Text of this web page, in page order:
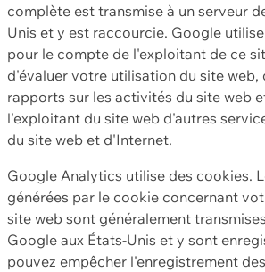
complète est transmise à un serveur
Unis et y est raccourcie. Google
pour le compte de l'exploitant de ce
d'évaluer votre utilisation du site web,
rapports sur les activités du site web
l'exploitant du site web d'autres
du site web et d'Internet.
Google Analytics utilise des cookies.
générées par le cookie concernant
site web sont généralement
Google aux États-Unis et y sont
pouvez empêcher l'enregistrement